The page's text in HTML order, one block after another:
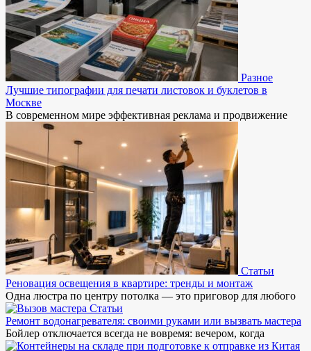
Разное
Лучшие типографии для печати листовок и буклетов в
Москве
В современном мире эффективная реклама и продвижение
Статьи
Реновация освещения в квартире: тренды и монтаж
Одна люстра по центру потолка — это приговор для любого
Статьи
Ремонт водонагревателя: своими руками или вызвать мастера
Бойлер отключается всегда не вовремя: вечером, когда